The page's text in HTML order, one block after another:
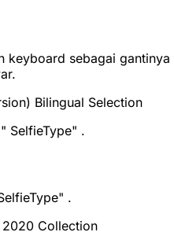
keyboard sebagai gantinya
Bilingual Selection
SelfieType" .
.
2020 Collection